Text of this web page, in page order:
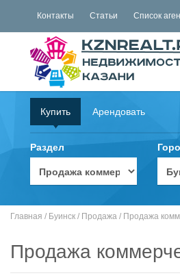
Контакты Статьи Список
Купить Арендовать
Раздел
Главная / Буинск / Продажа / Продажа
Продажа